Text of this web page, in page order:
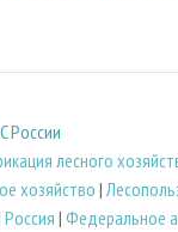
России
лесного
хозяйство |
Россия | Федеральное